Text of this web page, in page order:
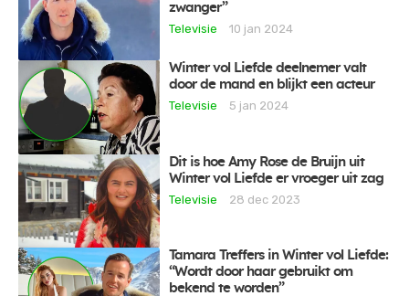
zwanger”
Televisie
10 jan 2024
Winter vol Liefde deelnemer valt
door de mand en blijkt een acteur
Televisie
5 jan 2024
Dit is hoe Amy Rose de Bruijn uit
Winter vol Liefde er vroeger uit zag
Televisie
28 dec 2023
Tamara Treffers in Winter vol Liefde:
“Wordt door haar gebruikt om
bekend te worden”